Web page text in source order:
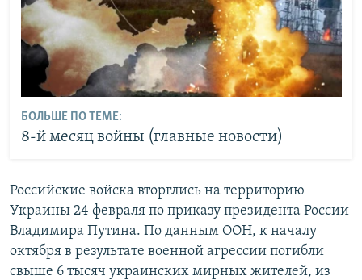
БОЛЬШЕ ПО ТЕМЕ:
8-й месяц войны (главные новости)
Российские войска вторглись на территорию
Украины 24 февраля по приказу президента России
Владимира Путина. По данным ООН, к началу
октября в результате военной агрессии погибли
свыше 6 тысяч украинских мирных жителей, из